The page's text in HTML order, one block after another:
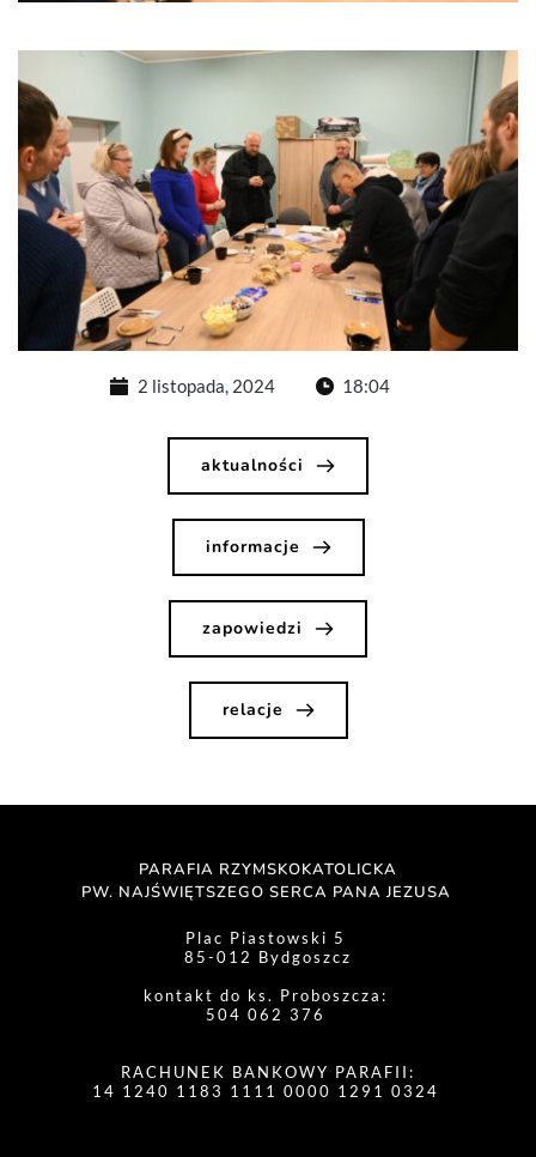
2 listopada, 2024 18:04
aktualności
informacje
zapowiedzi
relacje
PARAFIA RZYMSKOKATOLICKA
PW. NAJŚWIĘTSZEGO SERCA PANA JEZUSA
Plac Piastowski 5
85-012 Bydgoszcz
kontakt do ks. Proboszcza:
504 062 376
RACHUNEK BANKOWY PARAFII:
14 1240 1183 1111 0000 1291 0324